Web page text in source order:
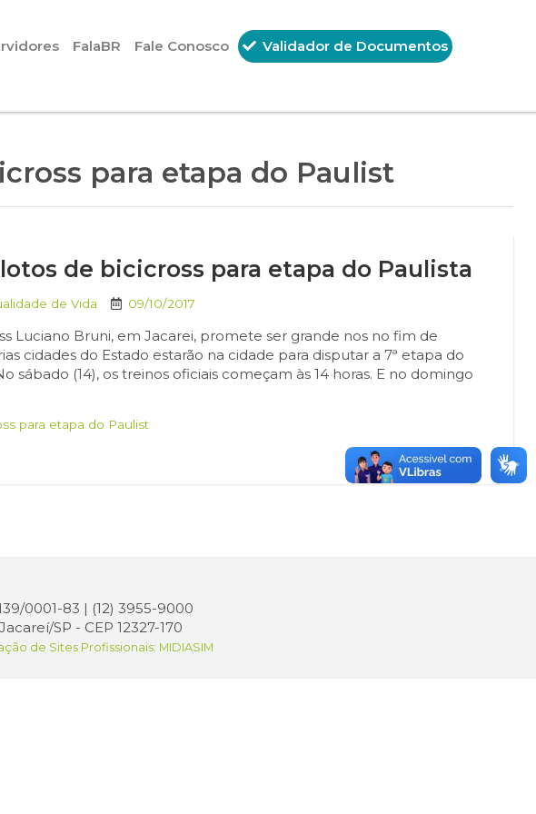
FalaBR Fale Conosco Validador de Documentos
para etapa do Paulist
de bicicross para etapa do Paulista
de Vida 09/10/2017
Luciano Bruni, em Jacarei, promete ser grande nos no fim de
cidades do Estado estarão na cidade para disputar a 7ª etapa do
sábado (14), os treinos oficiais começam às 14 horas. E no domingo
para etapa do Paulist
0001-83 | (12) 3955-9000
SP - CEP 12327-170
de Sites Profissionais: MIDIASIM